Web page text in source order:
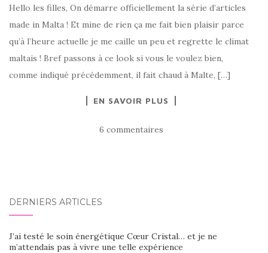
Hello les filles, On démarre officiellement la série d’articles
made in Malta ! Et mine de rien ça me fait bien plaisir parce
qu’à l’heure actuelle je me caille un peu et regrette le climat
maltais ! Bref passons à ce look si vous le voulez bien,
comme indiqué précédemment, il fait chaud à Malte, […]
EN SAVOIR PLUS
6 commentaires
DERNIERS ARTICLES
J’ai testé le soin énergétique Cœur Cristal… et je ne
m’attendais pas à vivre une telle expérience